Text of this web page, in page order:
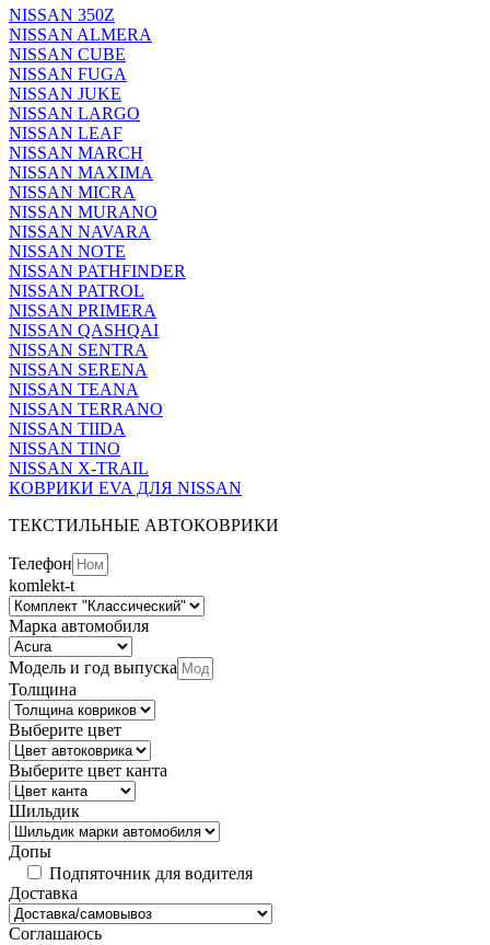
NISSAN 350Z
NISSAN ALMERA
NISSAN CUBE
NISSAN FUGA
NISSAN JUKE
NISSAN LARGO
NISSAN LEAF
NISSAN MARCH
NISSAN MAXIMA
NISSAN MICRA
NISSAN MURANO
NISSAN NAVARA
NISSAN NOTE
NISSAN PATHFINDER
NISSAN PATROL
NISSAN PRIMERA
NISSAN QASHQAI
NISSAN SENTRA
NISSAN SERENA
NISSAN TEANA
NISSAN TERRANO
NISSAN TIIDA
NISSAN TINO
NISSAN X-TRAIL
КОВРИКИ EVA ДЛЯ NISSAN
ТЕКСТИЛЬНЫЕ АВТОКОВРИКИ
Телефон
komlekt-t
Марка автомобиля
Модель и год выпуска
Толщина
Выберите цвет
Выберите цвет канта
Шильдик
Допы
Подпяточник для водителя
Доставка
Соглашаюсь